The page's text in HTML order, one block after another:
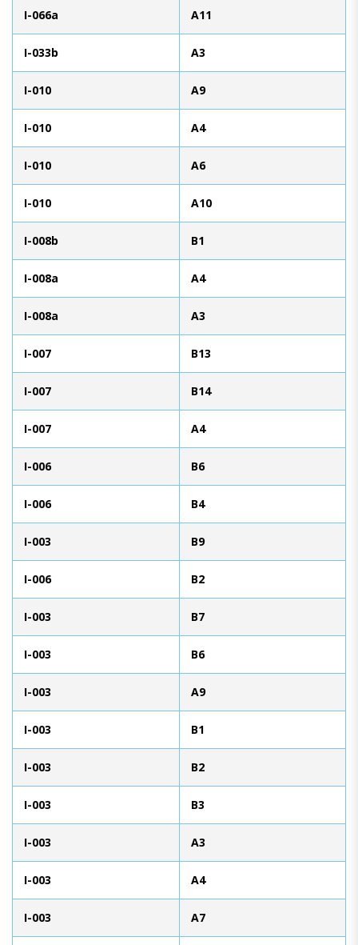
I-066a A11
I-033b A3
I-010 A9
I-010 A4
I-010 A6
I-010 A10
I-008b B1
I-008a A4
I-008a A3
I-007 B13
I-007 B14
I-007 A4
I-006 B6
I-006 B4
I-003 B9
I-006 B2
I-003 B7
I-003 B6
I-003 A9
I-003 B1
I-003 B2
I-003 B3
I-003 A3
I-003 A4
I-003 A7